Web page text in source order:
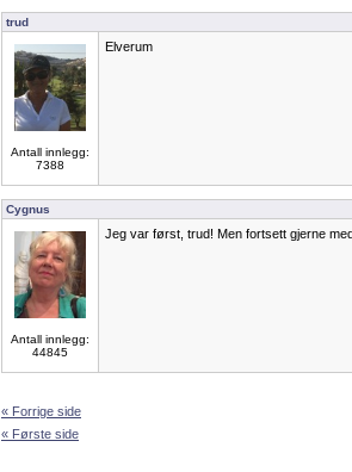
trud
Antall innlegg:
7388
Elverum
Cygnus
Antall innlegg:
44845
Jeg var først, trud! Men fortsett gjerne
« Forrige side
« Første side